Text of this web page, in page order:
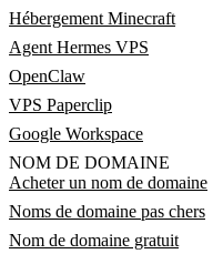
Hébergement Minecraft
Agent Hermes VPS
OpenClaw
VPS Paperclip
Google Workspace
NOM DE DOMAINE
Acheter un nom de domaine
Noms de domaine pas chers
Nom de domaine gratuit